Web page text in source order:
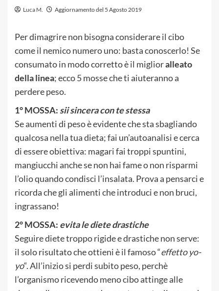
Luca M. Aggiornamento del 5 Agosto 2019
Per dimagrire non bisogna considerare il cibo
come il nemico numero uno: basta conoscerlo! Se
consumato in modo corretto è il miglioralleato
della linea; ecco 5 mosse che ti aiuteranno a
perdere peso.
1° MOSSA: sii sincera con te stessa
Se aumenti di peso è evidente che sta sbagliando
qualcosa nella tua dieta; fai un’autoanalisi e cerca
di essere obiettiva: magari fai troppi spuntini,
mangiucchi anche se non hai fame o non risparmi
l’olio quando condisci l’insalata. Prova a pensarci e
ricorda che gli alimenti che introduci e non bruci,
ingrassano!
2° MOSSA: evita le diete drastiche
Seguire diete troppo rigide e drastiche non serve:
il solo risultato che ottieni è il famoso “effetto yo-
yo“. All’inizio si perdi subito peso, perchè
l’organismo ricevendo meno cibo attinge alle